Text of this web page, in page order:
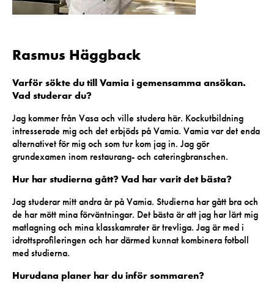
Rasmus Häggback
Varför sökte du till Vamia i gemensamma ansökan.
Vad studerar du?
Jag kommer från Vasa och ville studera här. Kockutbildning
intresserade mig och det erbjöds på Vamia. Vamia var det enda
alternativet för mig och som tur kom jag in. Jag gör
grundexamen inom restaurang- och cateringbranschen.
Hur har studierna gått? Vad har varit det bästa?
Jag studerar mitt andra år på Vamia. Studierna har gått bra och
de har mött mina förväntningar. Det bästa är att jag har lärt mig
matlagning och mina klasskamrater är trevliga. Jag är med i
idrottsprofileringen och har därmed kunnat kombinera fotboll
med studierna.
Hurudana planer har du inför sommaren?